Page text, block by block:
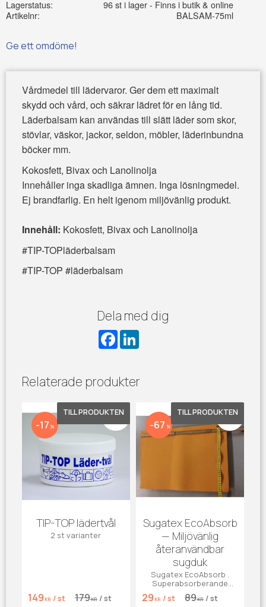
Lagerstatus
96 st i lager
Artikelnr
BALSAM-75ml
Ge ett omdöme!
Vårdmedel till lädervaror. Ger dem ett maximalt
skydd och vård, och säkrar lädret för en lång tid.
Läderbalsam kan användas till slätt läder som skor,
stövlar, väskor, jackor, seldon, möbler, läderinbundna
böcker mm.
Kokosfett, Bivax och Lanolinolja
Innehåller inga skadliga ämnen. Inga lösningmedel.
Ej brandfarlig. En helt igenom miljövänlig produkt.
Innehåll: Kokosfett, Bivax och Lanolinolja
#TIP-TOPläderbalsam
#TIP-TOP #läderbalsam
Dela med dig
F
a
o
k
d
Relaterade produkter
TIP-TOP lädertvål
2 st varianter
149 KR /st 179KR /st
17 % Lägg till i favoriter
Sugatex EcoAbsorb
— Miljövänlig
återanvändbar
sugduk
Sugatex EcoAbsorb .
Superabsorberande
dukar som suger upp till
10× sin vikt. Miljövänliga,
29 KR /st 89KR /st
67 % Lägg till